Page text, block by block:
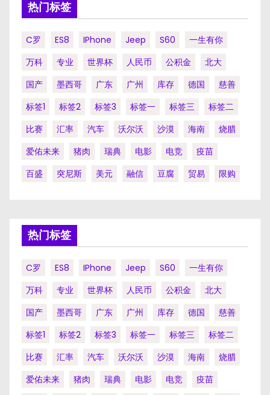
热门标签
C罗 ES8 IPhone Jeep S60
一生有你
万科
专业 世界杯 人民币 公积金
北大
国产
墨西哥 广东 广州 库存 德国
慈善
标签1
标签2 标签3 标签一 标签三
标签二
比赛
汇率 汽车 沃尔沃 沙漠 海南
烧腊
爱佑未来
猪肉 瑞典 电影 电竞
疫苗
百盛
突尼斯 美元 融信 豆腐 贸易 限购
热门标签
C罗 ES8 IPhone Jeep S60
一生有你
万科
专业 世界杯 人民币 公积金
北大
国产
墨西哥 广东 广州 库存 德国
慈善
标签1
标签2 标签3 标签一 标签三
标签二
比赛
汇率 汽车 沃尔沃 沙漠 海南
烧腊
爱佑未来
猪肉 瑞典 电影 电竞
疫苗